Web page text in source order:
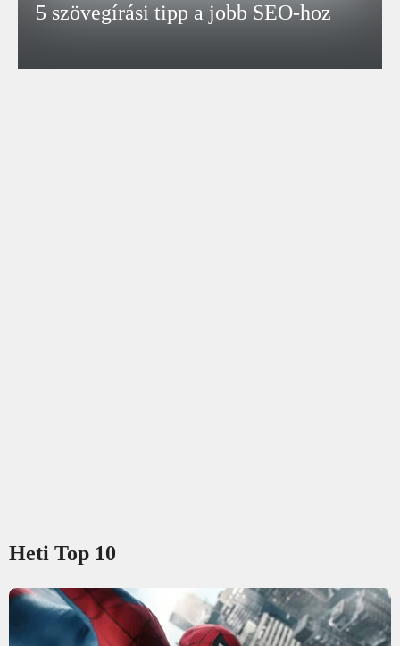
5 szövegírási tipp a jobb SEO-hoz
Heti Top 10